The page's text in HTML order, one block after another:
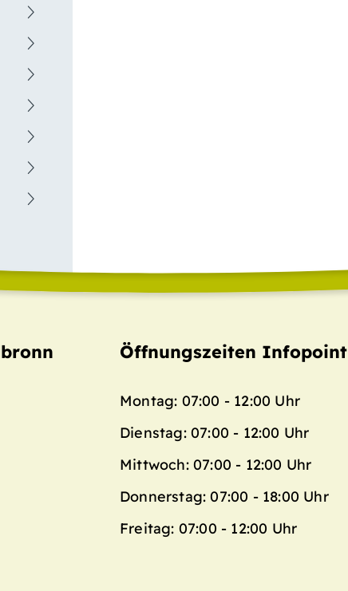
Öffnungszeiten Infopoint
Montag: 07:00 - 12:00 Uhr
Dienstag: 07:00 - 12:00 Uhr
Mittwoch: 07:00 - 12:00 Uhr
Donnerstag: 07:00 - 18:00 Uhr
Freitag: 07:00 - 12:00 Uhr